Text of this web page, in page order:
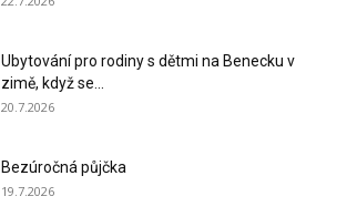
Ubytování pro rodiny s dětmi na Benecku v
zimě, když se...
20.7.2026
Bezúročná půjčka
19.7.2026